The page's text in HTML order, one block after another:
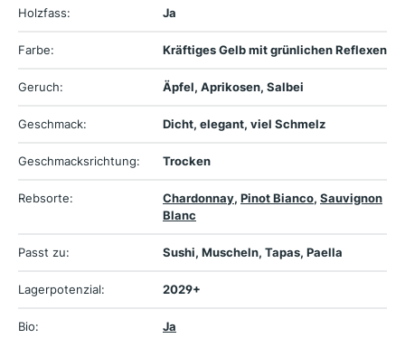
Holzfass: Ja
Farbe: Kräftiges Gelb mit grünlichen Reflexen
Geruch: Äpfel, Aprikosen, Salbei
Geschmack: Dicht, elegant, viel Schmelz
Geschmacksrichtung: Trocken
Rebsorte: Chardonnay, Pinot Bianco, Sauvignon
Blanc
Passt zu: Sushi, Muscheln, Tapas, Paella
Lagerpotenzial: 2029+
Bio: Ja